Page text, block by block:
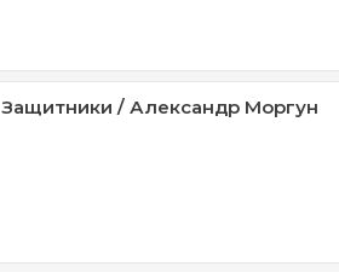
Защитники / Александр Моргун